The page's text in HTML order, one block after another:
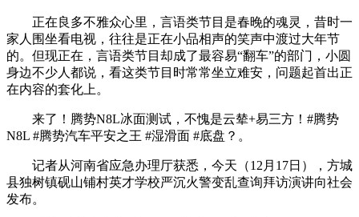
正在良多不雅众心里，言语类节目是春晚的魂灵，昔时一
家人围坐看电视，往往是正在小品相声的笑声中渡过大年节
的。但现正在，言语类节目却成了最容易“翻车”的部门，小圆
身边不少人都说，看这类节目时常常坐立难安，问题起首出正
在内容的套化上。
来了！腾势N8L冰面测试，不愧是云辇+易三方！#腾势
N8L #腾势汽车平安之王 #湿滑面 #底盘？。
记者从河南省应急办理厅获悉，今天（12月17日），方城
县独树镇砚山铺村英才学校严沉火警变乱查询拜访演讲向社会
发布。